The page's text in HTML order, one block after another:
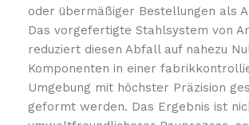
oder übermäßiger Bestellungen als
Das vorgefertigte Stahlsystem von
reduziert diesen Abfall auf nahezu
Komponenten in einer
Umgebung mit höchster Präzision
geformt werden. Das Ergebnis ist